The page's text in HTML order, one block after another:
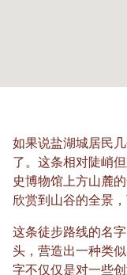
如果说盐湖城居民
了。这条相对陡峭
史博物馆上方山麓
欣赏到山谷的全景
这条徒步路线的名
头，营造出一种类
字不仅仅是对一些